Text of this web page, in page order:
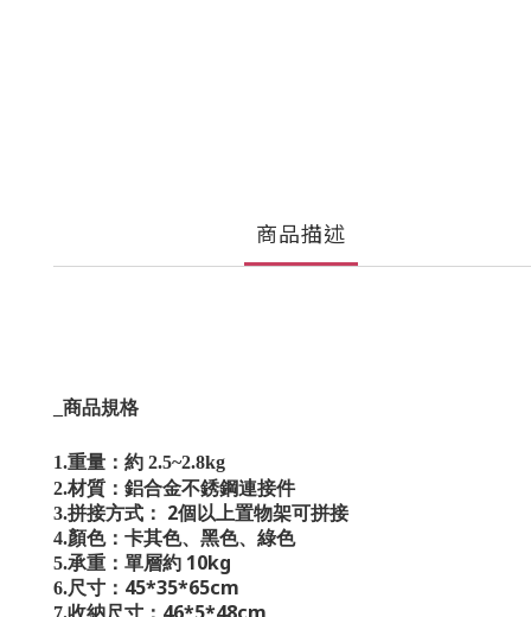
商品描述
商品規格
1.重量：約 2.5~2.8kg
2.材質：鋁合金不銹鋼連接件
3.拼接方式： 2個以上置物架可拼接
4.顏色：卡其色、黑色、綠色
5.承重：單層約 10kg
6.尺寸： 45*35*65cm
7.收納尺寸：